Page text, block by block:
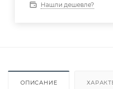
Нашли дешевле?
ОПИСАНИЕ